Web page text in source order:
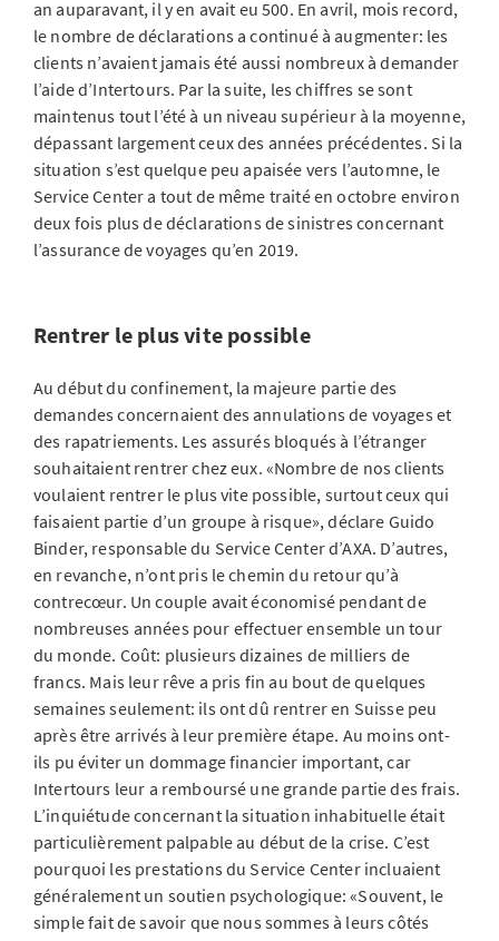
an auparavant, il y en avait eu 500. En avril, mois record,
le nombre de déclarations a continué à augmenter: les
clients n’avaient jamais été aussi nombreux à demander
l’aide d’Intertours. Par la suite, les chiffres se sont
maintenus tout l’été à un niveau supérieur à la moyenne,
dépassant largement ceux des années précédentes. Si la
situation s’est quelque peu apaisée vers l’automne, le
Service Center a tout de même traité en octobre environ
deux fois plus de déclarations de sinistres concernant
l’assurance de voyages qu’en 2019.
Rentrer le plus vite possible
Au début du confinement, la majeure partie des
demandes concernaient des annulations de voyages et
des rapatriements. Les assurés bloqués à l’étranger
souhaitaient rentrer chez eux. «Nombre de nos clients
voulaient rentrer le plus vite possible, surtout ceux qui
faisaient partie d’un groupe à risque», déclare Guido
Binder, responsable du Service Center d’AXA. D’autres,
en revanche, n’ont pris le chemin du retour qu’à
contrecœur. Un couple avait économisé pendant de
nombreuses années pour effectuer ensemble un tour
du monde. Coût: plusieurs dizaines de milliers de
francs. Mais leur rêve a pris fin au bout de quelques
semaines seulement: ils ont dû rentrer en Suisse peu
après être arrivés à leur première étape. Au moins ont-
ils pu éviter un dommage financier important, car
Intertours leur a remboursé une grande partie des frais.
L’inquiétude concernant la situation inhabituelle était
particulièrement palpable au début de la crise. C’est
pourquoi les prestations du Service Center incluaient
généralement un soutien psychologique: «Souvent, le
simple fait de savoir que nous sommes à leurs côtés